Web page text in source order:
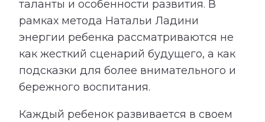
таланты и особенности развития. В
рамках метода Натальи Ладини
энергии ребенка рассматриваются не
как жесткий сценарий будущего, а как
подсказки для более внимательного и
бережного воспитания.
Каждый ребенок развивается в своем